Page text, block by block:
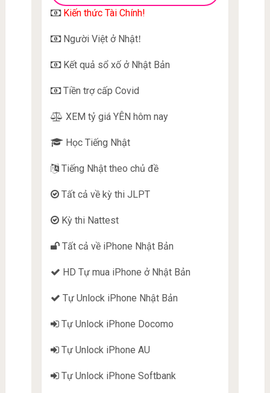
Kiến thức Tài Chính!
Người Việt ở Nhật!
Kết quả sổ xố ở Nhật Bản
Tiền trợ cấp Covid
XEM tỷ giá YÊN hôm nay
Học Tiếng Nhật
Tiếng Nhật theo chủ đề
Tất cả về kỳ thi JLPT
Kỳ thi Nattest
Tất cả về iPhone Nhật Bản
HD Tự mua iPhone ở Nhật Bản
Tự Unlock iPhone Nhật Bản
Tự Unlock iPhone Docomo
Tự Unlock iPhone AU
Tự Unlock iPhone Softbank